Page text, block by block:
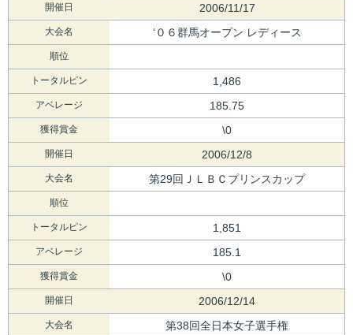
開催日 2006/11/17
大会名 ‘０６群馬オープン レディース
順位
トータルピン 1,486
アベレージ 185.75
獲得賞金 \0
開催日 2006/12/8
大会名 第29回ＪＬＢＣプリンスカップ
順位
トータルピン 1,851
アベレージ 185.1
獲得賞金 \0
開催日 2006/12/14
大会名 第38回全日本女子選手権